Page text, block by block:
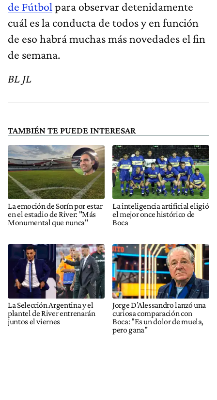
de Fútbol para observar detenidamente
cuál es la conducta de todos y en función
de eso habrá muchas más novedades el fin
de semana.
BL JL
TAMBIÉN TE PUEDE INTERESAR
La emoción de Sorín por estar
en el estadio de River: "Más
Monumental que nunca"
La inteligencia artificial eligió
el mejor once histórico de
Boca
La Selección Argentina y el
plantel de River entrenarán
juntos el viernes
Jorge D’Alessandro lanzó una
curiosa comparación con
Boca: "Es un dolor de muela,
pero gana"